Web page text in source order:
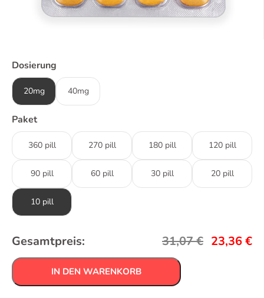
Dosierung
20mg 40mg
Paket
360 pill 270 pill 180 pill 120 pill
90 pill 60 pill 30 pill 20 pill
10 pill
Gesamtpreis: 31,07€ 23,36€
IN DEN WARENKORB